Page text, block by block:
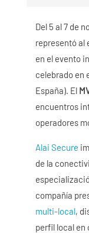
Del 5 al 7 de
representó al
en el evento
celebrado en
España). El
encuentros
operadores
Alai Secure
de la
compañía
multi-local,
perfil local en